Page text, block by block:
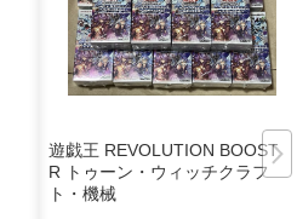
遊戯王 REVOLUTION BOOSTE
R トゥーン・ウィッチクラフ
ト・機械